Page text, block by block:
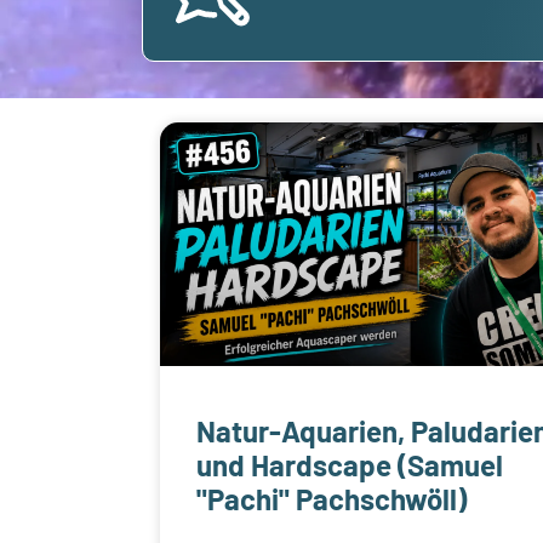
Natur-Aquarien,
und Hardscape (Samuel
"Pachi" Pachschwöll)